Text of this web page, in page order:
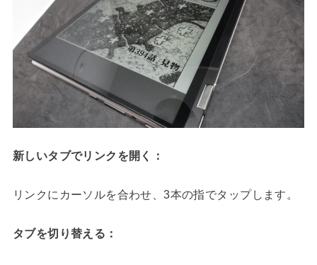
新しいタブでリンクを開く：
リンクにカーソルを合わせ、3本の指でタップします。
タブを切り替える：